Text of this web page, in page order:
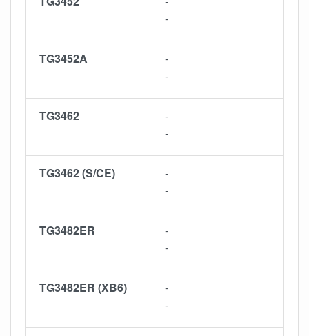
-
TG3452A
-
-
TG3462
-
-
TG3462 (S/CE)
-
-
TG3482ER
-
-
TG3482ER (XB6)
-
-